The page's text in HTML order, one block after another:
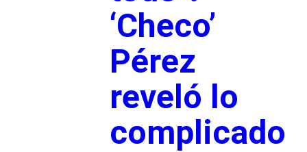
‘Checo’
Pérez
reveló lo
complicado